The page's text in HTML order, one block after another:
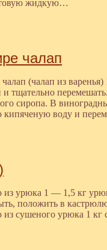
жидкую…
чалап
(чалап из
и тщательно
сиропа. В
воду и
урюка 1 — 1,5 кг
положить в
сушеного урюка 1